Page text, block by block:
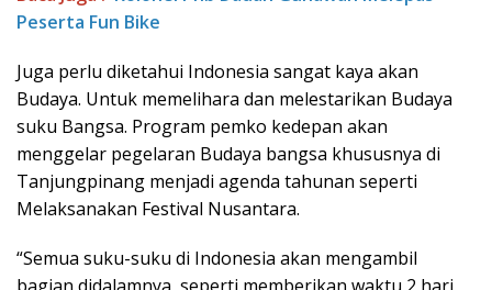
Peserta Fun Bike
Juga perlu diketahui Indonesia sangat kaya akan
Budaya. Untuk memelihara dan melestarikan Budaya
suku Bangsa. Program pemko kedepan akan
menggelar pegelaran Budaya bangsa khususnya di
Tanjungpinang menjadi agenda tahunan seperti
Melaksanakan Festival Nusantara.
“Semua suku-suku di Indonesia akan mengambil